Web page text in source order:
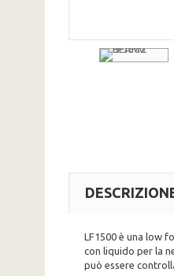
LF1500 è una low
con liquido per la
può essere